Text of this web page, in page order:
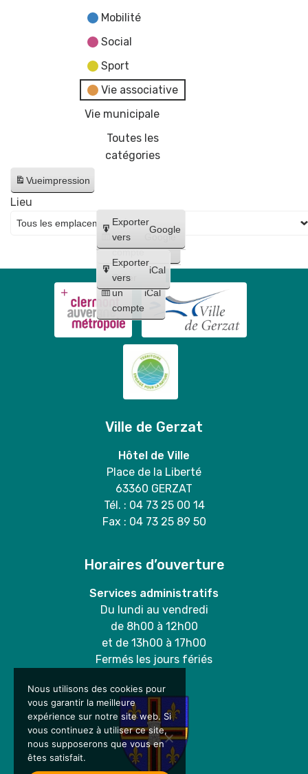
Mobilité
Social
Sport
Vie associative
Vie municipale
Toutes les
catégories
Vueimpression
Créer
un
compte
Google
Créer
un
compte
iCal
Exporter
vers
Google
Exporter
vers
iCal
Lieu
Ville de Gerzat
Hôtel de Ville
Place de la Liberté
63360 GERZAT
Tél. : 04 73 25 00 14
Fax : 04 73 25 89 50
Horaires d’ouverture
Services administratifs
Du lundi au vendredi
de 8h00 à 12h00
et de 13h00 à 17h00
Fermés les jours fériés
Nous utilisons des cookies pour
vous garantir la meilleure
expérience sur notre site web. Si
vous continuez à utiliser ce site,
nous supposerons que vous en
êtes satisfait.